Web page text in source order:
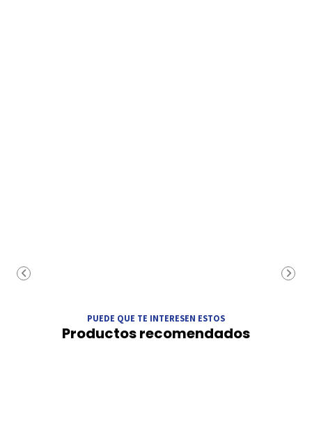
PUEDE QUE TE INTERESEN ESTOS
Productos recomendados